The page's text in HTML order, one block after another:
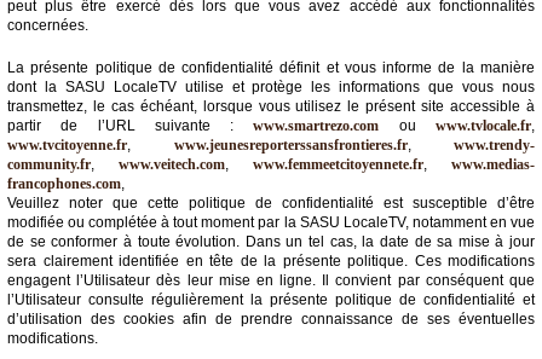
peut plus être exercé dès lors que vous avez accédé aux fonctionnalités
concernées.
La présente politique de confidentialité définit et vous informe de la manière
dont la SASU LocaleTV utilise et protège les informations que vous nous
transmettez, le cas échéant, lorsque vous utilisez le présent site accessible à
partir de l’URL suivante :www.smartrezo.com ouwww.tvlocale.fr,
www.tvcitoyenne.fr, www.jeunesreporterssansfrontieres.fr, www.trendy-
community.fr, www.veitech.com, www.femmeetcitoyennete.fr, www.medias-
francophones.com,
Veuillez noter que cette politique de confidentialité est susceptible d’être
modifiée ou complétée à tout moment par la SASU LocaleTV, notamment en vue
de se conformer à toute évolution. Dans un tel cas, la date de sa mise à jour
sera clairement identifiée en tête de la présente politique. Ces modifications
engagent l’Utilisateur dès leur mise en ligne. Il convient par conséquent que
l’Utilisateur consulte régulièrement la présente politique de confidentialité et
d’utilisation des cookies afin de prendre connaissance de ses éventuelles
modifications.